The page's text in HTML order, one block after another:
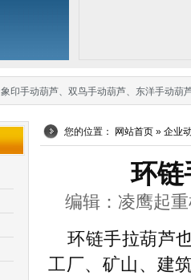
象印手动葫芦、 双鸟手动葫芦、 东洋手动葫
您的位置： 网站首页 » 企业
环链
编辑：凌鹰起
环链手拉葫芦
工厂、矿山、建